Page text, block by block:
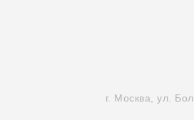
г. Москва, ул.